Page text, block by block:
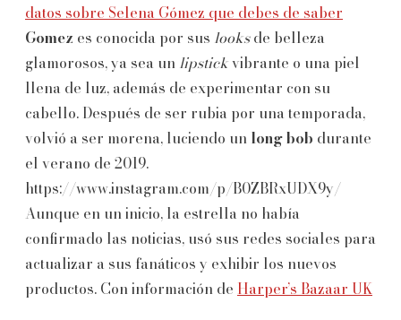
datos sobre Selena Gómez que debes de saber
Gomez es conocida por sus looksde belleza
glamorosos, ya sea un lipstickvibrante o una piel
llena de luz, además de experimentar con su
cabello. Después de ser rubia por una temporada,
volvió a ser morena, luciendo un long bob durante
el verano de 2019.
https://www.instagram.com/p/B0ZBRxUDX9y/
Aunque en un inicio, la estrella no había
confirmado las noticias, usó sus redes sociales para
actualizar a sus fanáticos y exhibir los nuevos
productos. Con información de Harper’s Bazaar UK